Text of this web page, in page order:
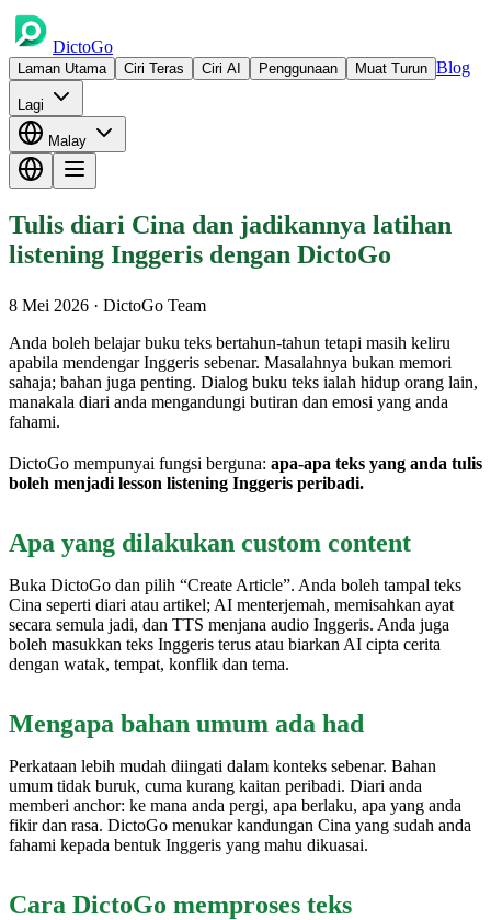
DictoGo
Laman Utama Ciri Teras Ciri AI Penggunaan Muat Turun Blog
Lagi
Malay
Tulis diari Cina dan jadikannya latihan
listening Inggeris dengan DictoGo
8 Mei 2026 · DictoGo Team
Anda boleh belajar buku teks bertahun-tahun tetapi masih keliru
apabila mendengar Inggeris sebenar. Masalahnya bukan memori
sahaja; bahan juga penting. Dialog buku teks ialah hidup orang lain,
manakala diari anda mengandungi butiran dan emosi yang anda
fahami.
DictoGo mempunyai fungsi berguna: apa-apa teks yang anda tulis
boleh menjadi lesson listening Inggeris peribadi.
Apa yang dilakukan custom content
Buka DictoGo dan pilih “Create Article”. Anda boleh tampal teks
Cina seperti diari atau artikel; AI menterjemah, memisahkan ayat
secara semula jadi, dan TTS menjana audio Inggeris. Anda juga
boleh masukkan teks Inggeris terus atau biarkan AI cipta cerita
dengan watak, tempat, konflik dan tema.
Mengapa bahan umum ada had
Perkataan lebih mudah diingati dalam konteks sebenar. Bahan
umum tidak buruk, cuma kurang kaitan peribadi. Diari anda
memberi anchor: ke mana anda pergi, apa berlaku, apa yang anda
fikir dan rasa. DictoGo menukar kandungan Cina yang sudah anda
fahami kepada bentuk Inggeris yang mahu dikuasai.
Cara DictoGo memproses teks